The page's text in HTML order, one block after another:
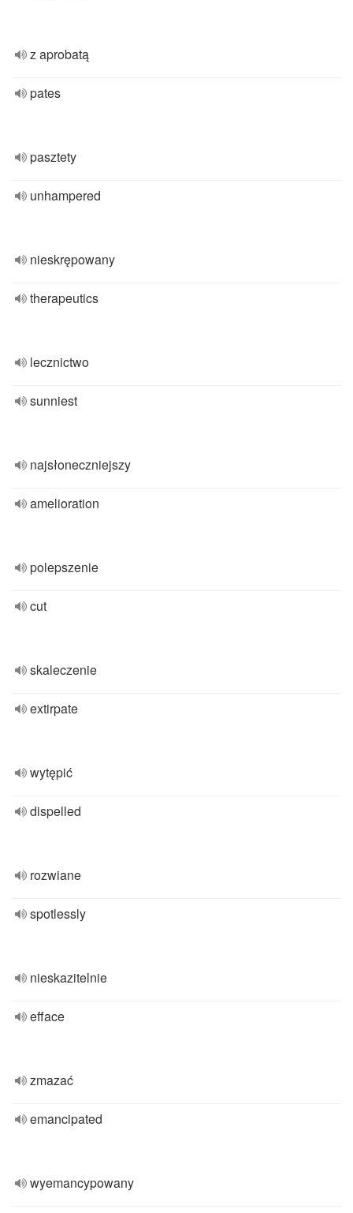
z aprobatą
pates
pasztety
unhampered
nieskrępowany
therapeutics
lecznictwo
sunniest
najsłoneczniejszy
amelioration
polepszenie
cut
skaleczenie
extirpate
wytępić
dispelled
rozwiane
spotlessly
nieskazitelnie
efface
zmazać
emancipated
wyemancypowany